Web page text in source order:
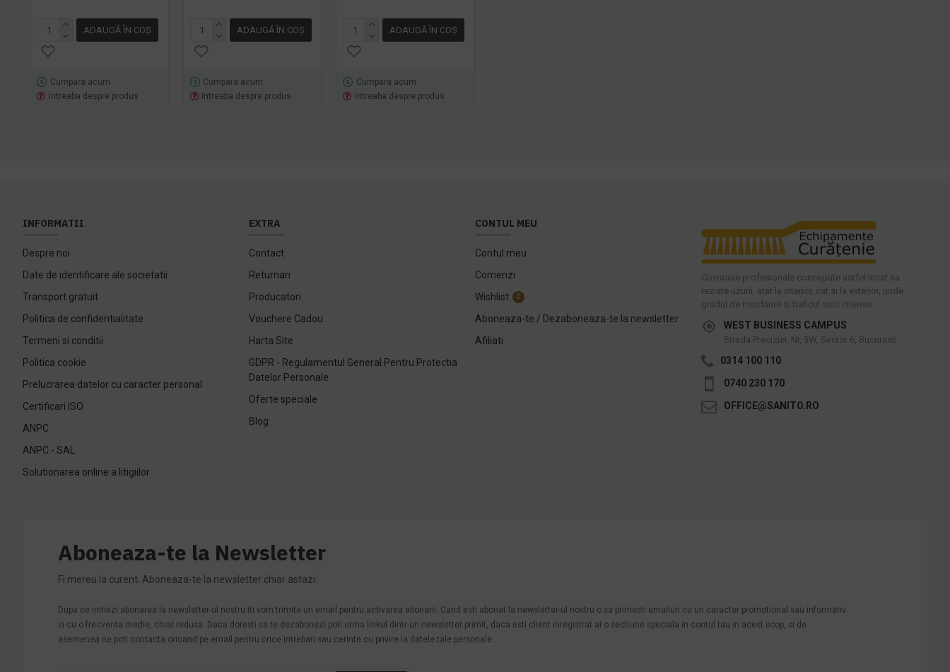
ADAUGĂ ÎN COŞ
Cumpara acum
Intreaba despre produs
ADAUGĂ ÎN COŞ
Cumpara acum
Intreaba despre produs
ADAUGĂ ÎN COŞ
Cumpara acum
Intreaba despre produs
INFORMATII
Despre noi
Date de identificare ale societatii
Transport gratuit
Politica de confidentialitate
Termeni si conditii
Politica cookie
Prelucrarea datelor cu caracter personal
Certificari ISO
ANPC
ANPC - SAL
Solutionarea online a litigiilor
EXTRA
Contact
Returnari
Producatori
Vouchere Cadou
Harta Site
GDPR - Regulamentul General Pentru Protectia
Datelor Personale
Oferte speciale
Blog
CONTUL MEU
Contul meu
Comenzi
Wishlist
0
Aboneaza-te / Dezaboneaza-te la newsletter
Afiliati
Covorase profesionale concepute astfel incat sa
reziste uzurii, atat la interior, cat si la exterior, unde
gradul de murdarire si traficul sunt intense.
WEST BUSINESS CAMPUS
Strada Preciziei, Nr, 3W, Sector 6, Bucuresti
0314 100 110
0740 230 170
OFFICE@SANITO.RO
Aboneaza-te la Newsletter
Fi mereu la curent. Aboneaza-te la newsletter chiar astazi.
Dupa ce initiezi abonarea la newsletter-ul nostru iti vom trimite un email pentru activarea abonarii. Cand esti abonat la newsletter-ul nostru o sa primesti emailuri cu un caracter promotional sau informativ
si cu o frecventa medie, chiar redusa. Daca doresti sa te dezabonezi poti urma linkul dintr-un newsletter primit, daca esti client inregistrat ai o sectiune speciala in contul tau in acest scop, si de
asemenea ne poti contacta oricand pe email pentru orice intrebari sau cerinte cu privire la datele tale personale.